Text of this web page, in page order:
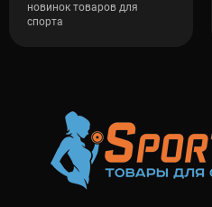
новинок товаров для
спорта